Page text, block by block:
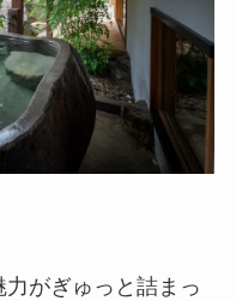
力がぎゅっと詰まっ